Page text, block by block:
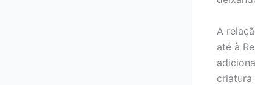
A
até à
criatura